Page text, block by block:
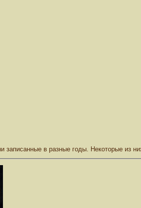
записанные в разные годы. Некоторые из